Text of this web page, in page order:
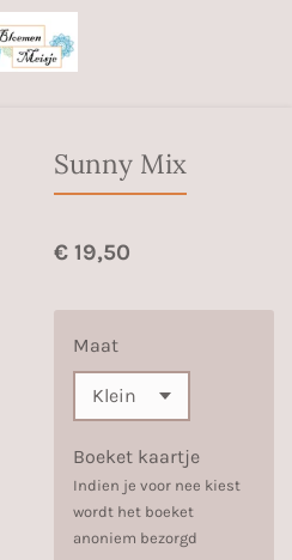
Sunny Mix
€ 19,50
Maat
Boeket kaartje
Indien je voor nee kiest
wordt het boeket
anoniem bezorgd